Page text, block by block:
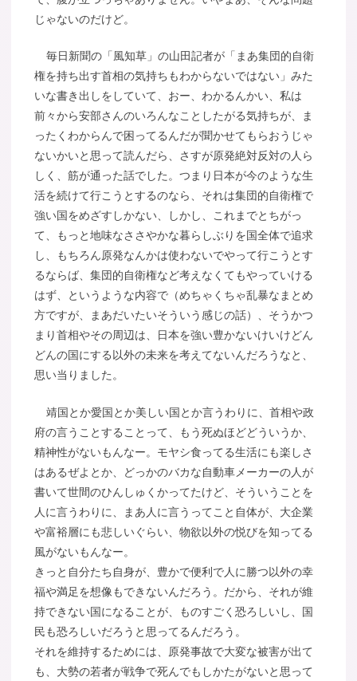
じゃないのだけど。
毎日新聞の「風知草」の山田記者が「まあ集団的自衛
権を持ち出す首相の気持ちもわからないではない」みた
いな書き出しをしていて、おー、わかるんかい、私は
前々から安部さんのいろんなことしたがる気持ちが、ま
ったくわからんで困ってるんだが聞かせてもらおうじゃ
ないかいと思って読んだら、さすが原発絶対反対の人ら
しく、筋が通った話でした。つまり日本が今のような生
活を続けて行こうとするのなら、それは集団的自衛権で
強い国をめざすしかない、しかし、これまでとちがっ
て、もっと地味なささやかな暮らしぶりを国全体で追求
し、もちろん原発なんかは使わないでやって行こうとす
るならば、集団的自衛権など考えなくてもやっていける
はず、というような内容で（めちゃくちゃ乱暴なまとめ
方ですが、まあだいたいそういう感じの話）、そうかつ
まり首相やその周辺は、日本を強い豊かないけいけどん
どんの国にする以外の未来を考えてないんだろうなと、
思い当りました。
靖国とか愛国とか美しい国とか言うわりに、首相や政
府の言うことすることって、もう死ぬほどどういうか、
精神性がないもんなー。モヤシ食ってる生活にも楽しさ
はあるぜよとか、どっかのバカな自動車メーカーの人が
書いて世間のひんしゅくかってたけど、そういうことを
人に言うわりに、まあ人に言うってこと自体が、大企業
や富裕層にも悲しいぐらい、物欲以外の悦びを知ってる
風がないもんなー。
きっと自分たち自身が、豊かで便利で人に勝つ以外の幸
福や満足を想像もできないんだろう。だから、それが維
持できない国になることが、ものすごく恐ろしいし、国
民も恐ろしいだろうと思ってるんだろう。
それを維持するためには、原発事故で大変な被害が出て
も、大勢の若者が戦争で死んでもしかたがないと思って